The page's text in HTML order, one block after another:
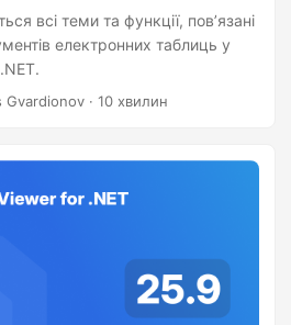
всі теми та функції, пов’язані
електронних таблиць у
Gvardionov · 10 хвилин